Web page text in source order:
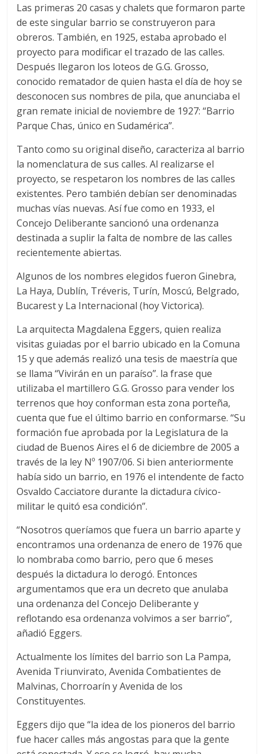
Las primeras 20 casas y chalets que formaron parte
de este singular barrio se construyeron para
obreros. También, en 1925, estaba aprobado el
proyecto para modificar el trazado de las calles.
Después llegaron los loteos de G.G. Grosso,
conocido rematador de quien hasta el día de hoy se
desconocen sus nombres de pila, que anunciaba el
gran remate inicial de noviembre de 1927: “Barrio
Parque Chas, único en Sudamérica”.
Tanto como su original diseño, caracteriza al barrio
la nomenclatura de sus calles. Al realizarse el
proyecto, se respetaron los nombres de las calles
existentes. Pero también debían ser denominadas
muchas vías nuevas. Así fue como en 1933, el
Concejo Deliberante sancionó una ordenanza
destinada a suplir la falta de nombre de las calles
recientemente abiertas.
Algunos de los nombres elegidos fueron Ginebra,
La Haya, Dublín, Tréveris, Turín, Moscú, Belgrado,
Bucarest y La Internacional (hoy Victorica).
La arquitecta Magdalena Eggers, quien realiza
visitas guiadas por el barrio ubicado en la Comuna
15 y que además realizó una tesis de maestría que
se llama “Vivirán en un paraíso”. la frase que
utilizaba el martillero G.G. Grosso para vender los
terrenos que hoy conforman esta zona porteña,
cuenta que fue el último barrio en conformarse. “Su
formación fue aprobada por la Legislatura de la
ciudad de Buenos Aires el 6 de diciembre de 2005 a
través de la ley Nº 1907/06. Si bien anteriormente
había sido un barrio, en 1976 el intendente de facto
Osvaldo Cacciatore durante la dictadura cívico-
militar le quitó esa condición”.
“Nosotros queríamos que fuera un barrio aparte y
encontramos una ordenanza de enero de 1976 que
lo nombraba como barrio, pero que 6 meses
después la dictadura lo derogó. Entonces
argumentamos que era un decreto que anulaba
una ordenanza del Concejo Deliberante y
reflotando esa ordenanza volvimos a ser barrio”,
añadió Eggers.
Actualmente los límites del barrio son La Pampa,
Avenida Triunvirato, Avenida Combatientes de
Malvinas, Chorroarín y Avenida de los
Constituyentes.
Eggers dijo que “la idea de los pioneros del barrio
fue hacer calles más angostas para que la gente